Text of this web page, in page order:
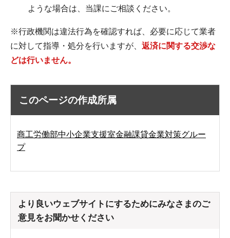
ような場合は、当課にご相談ください。
​​​​​※行政機関は違法行為を確認すれば、必要に応じて業者
に対して指導・処分を行いますが、 返済に関する交渉な
どは行いません。
このページの作成所属
商工労働部中小企業支援室金融課貸金業対策グルー
プ
より良いウェブサイトにするためにみなさまのご
意見をお聞かせください